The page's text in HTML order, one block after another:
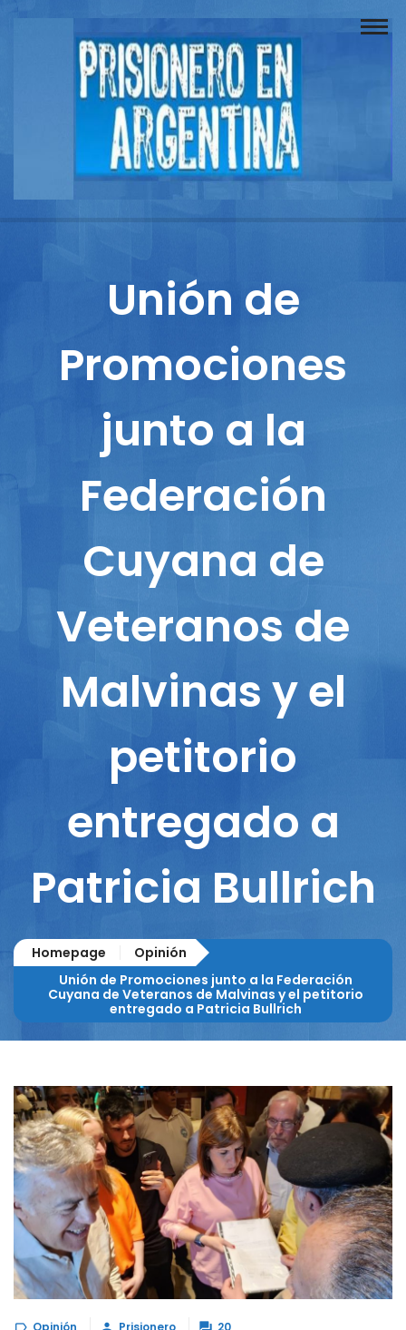
Buscador
Documentos
Columnistas
Unión de
Promociones
junto a la
Federación
Cuyana de
Veteranos de
Malvinas y el
petitorio
entregado a
Patricia Bullrich
Homepage
Opinión
Unión de Promociones junto a la Federación
Cuyana de Veteranos de Malvinas y el petitorio
entregado a Patricia Bullrich
Opinión Prisionero 20